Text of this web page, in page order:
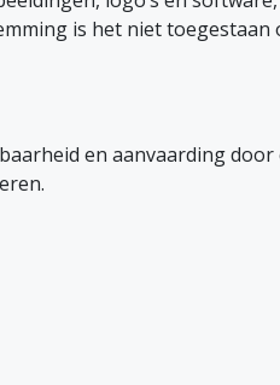
is het niet toegestaan
en aanvaarding door